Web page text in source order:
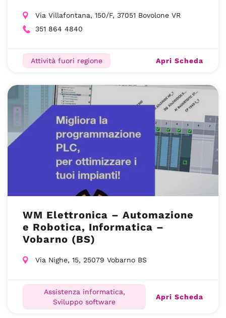
Via Villafontana, 150/F, 37051 Bovolone VR
351 864 4840
Attività fuori regione Apri Scheda
WM Elettronica – Automazione
e Robotica, Informatica –
Vobarno (BS)
Via Nighe, 15, 25079 Vobarno BS
Assistenza informatica,
Sviluppo software
Apri Scheda